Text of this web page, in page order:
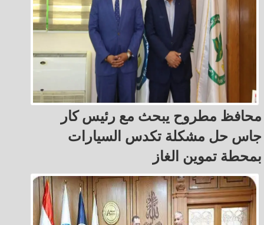
محافظ مطروح يبحث مع رئيس كار
جاس حل مشكلة تكدس السيارات
بمحطة تموين الغاز